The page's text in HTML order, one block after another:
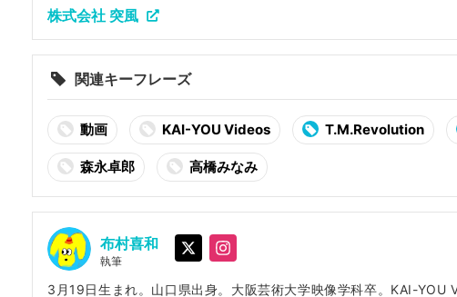
株式会社 突風
関連キーフレーズ
動画 KAI-YOU Videos T.M.Revolution
森永卓郎 高橋みなみ
布村喜和
執筆
3月19日生まれ。山口県出身。大阪芸術大学映像学科卒。KAI-YOU